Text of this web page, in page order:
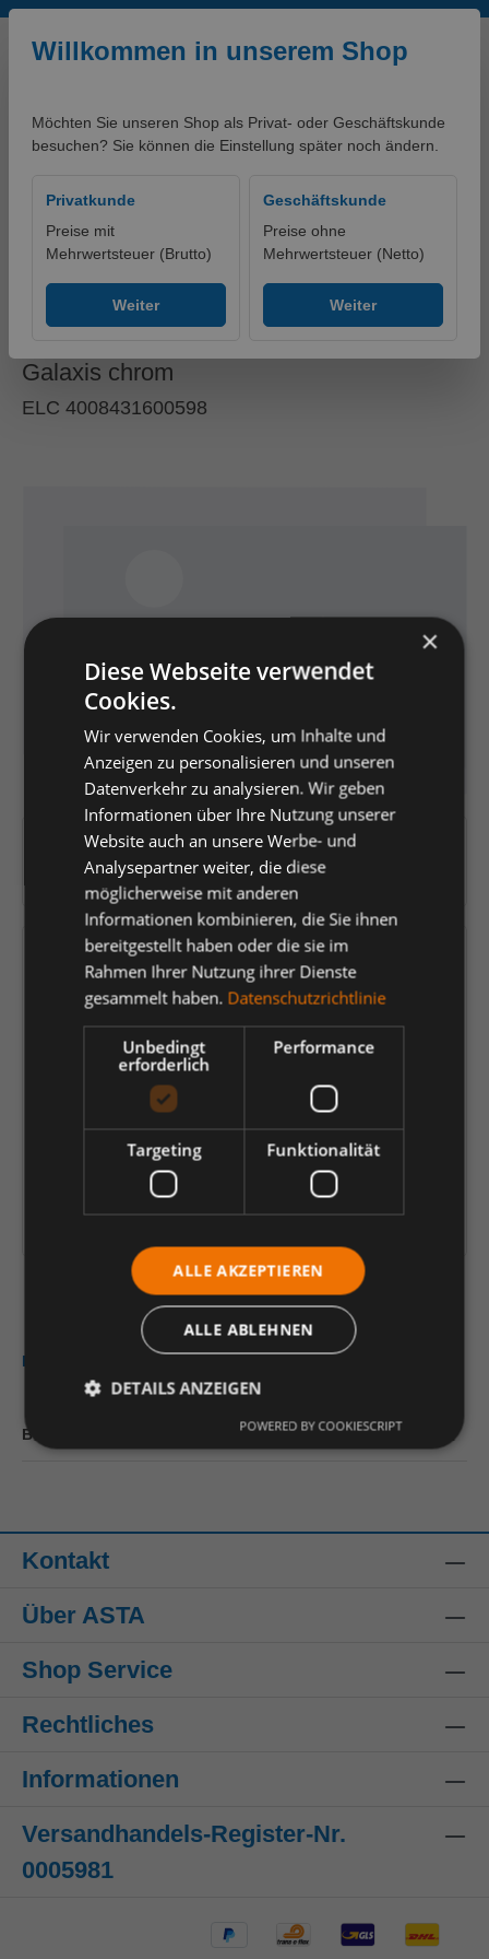
Zum Hauptinhalt springen
Willkommen in unserem Shop
Möchten Sie unseren Shop als Privat- oder Geschäftskunde
besuchen? Sie können die Einstellung später noch ändern.
Privatkunde
Preise mit
Mehrwertsteuer (Brutto)
Weiter
Geschäftskunde
Preise ohne
Mehrwertsteuer (Netto)
Weiter
LED Überkopf-Brauseset
Galaxis chrom
ELC 4008431600598
Artikelnummer:
K0441602
4008431600598
Versandfertig in 2 Tagen, Lieferzeit 1-3 Tage
92,71 €
je Verp.-Einheit (1 Stück) | 1 Stück (
Preis-/Mengenrechner
Anzahl verringern Anzahl erhöhen
In den Warenkorb
Beschreibung
Bewertungen
Kontakt
Über ASTA
Shop Service
Rechtliches
Informationen
Versandhandels-Register-Nr.
0005981
×
Diese Webseite verwendet
Cookies.
Wir verwenden Cookies, um Inhalte und
Anzeigen zu personalisieren und unseren
Datenverkehr zu analysieren. Wir geben
Informationen über Ihre Nutzung unserer
Website auch an unsere Werbe- und
Analysepartner weiter, die diese
möglicherweise mit anderen
Informationen kombinieren, die Sie ihnen
bereitgestellt haben oder die sie im
Rahmen Ihrer Nutzung ihrer Dienste
gesammelt haben. Datenschutzrichtlinie
Unbedingt
erforderlich
Performance
Targeting Funktionalität
ALLE AKZEPTIEREN
ALLE ABLEHNEN
DETAILS ANZEIGEN
POWERED BY COOKIESCRIPT